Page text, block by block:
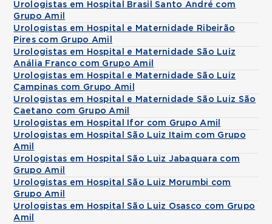
Urologistas em Hospital Brasil Santo André com
Grupo Amil
Urologistas em Hospital e Maternidade Ribeirão
Pires com Grupo Amil
Urologistas em Hospital e Maternidade São Luiz
Anália Franco com Grupo Amil
Urologistas em Hospital e Maternidade São Luiz
Campinas com Grupo Amil
Urologistas em Hospital e Maternidade São Luiz São
Caetano com Grupo Amil
Urologistas em Hospital Ifor com Grupo Amil
Urologistas em Hospital São Luiz Itaim com Grupo
Amil
Urologistas em Hospital São Luiz Jabaquara com
Grupo Amil
Urologistas em Hospital São Luiz Morumbi com
Grupo Amil
Urologistas em Hospital São Luiz Osasco com Grupo
Amil